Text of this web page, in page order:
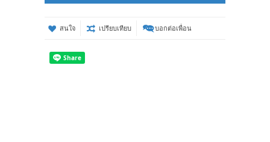
สนใจ เปรียบเทียบ บอกต่อเพื่อน